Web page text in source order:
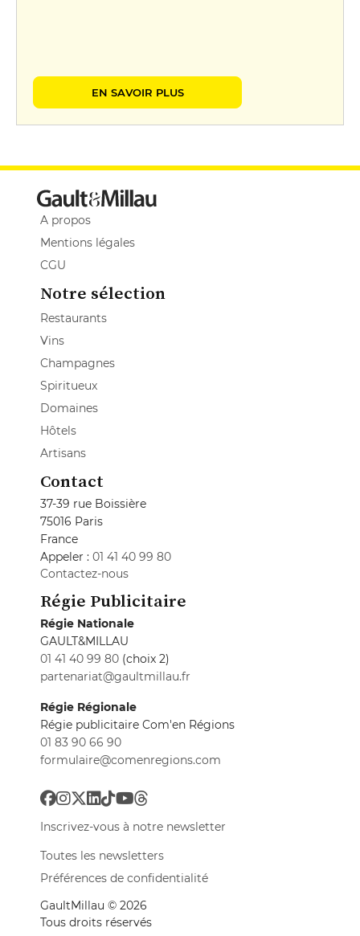
EN SAVOIR PLUS
A propos
Mentions légales
CGU
Notre sélection
Restaurants
Vins
Champagnes
Spiritueux
Domaines
Hôtels
Artisans
Contact
37-39 rue Boissière
75016 Paris
France
Appeler : 01 41 40 99 80
Contactez-nous
Régie Publicitaire
Régie Nationale
GAULT&MILLAU
01 41 40 99 80 (choix 2)
partenariat@gaultmillau.fr
Régie Régionale
Régie publicitaire Com'en Régions
01 83 90 66 90
formulaire@comenregions.com
Inscrivez-vous à notre newsletter
Toutes les newsletters
Préférences de confidentialité
GaultMillau © 2026
Tous droits réservés